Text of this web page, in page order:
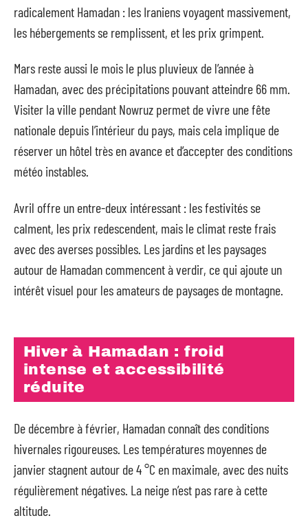
radicalement Hamadan : les Iraniens voyagent massivement,
les hébergements se remplissent, et les prix grimpent.
Mars reste aussi le mois le plus pluvieux de l’année à
Hamadan, avec des précipitations pouvant atteindre 66 mm.
Visiter la ville pendant Nowruz permet de vivre une fête
nationale depuis l’intérieur du pays, mais cela implique de
réserver un hôtel très en avance et d’accepter des conditions
météo instables.
Avril offre un entre-deux intéressant : les festivités se
calment, les prix redescendent, mais le climat reste frais
avec des averses possibles. Les jardins et les paysages
autour de Hamadan commencent à verdir, ce qui ajoute un
intérêt visuel pour les amateurs de paysages de montagne.
Hiver à Hamadan : froid
intense et accessibilité
réduite
De décembre à février, Hamadan connaît des conditions
hivernales rigoureuses. Les températures moyennes de
janvier stagnent autour de 4 °C en maximale, avec des nuits
régulièrement négatives. La neige n’est pas rare à cette
altitude.